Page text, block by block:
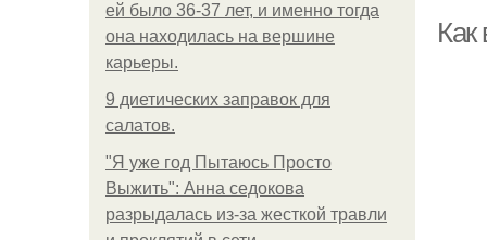
ей было 36-37 лет, и именно тогда
она находилась на вершине
карьеры.
9 диетических заправок для
салатов.
"Я уже год Пытаюсь Просто
Выжить": Анна седокова
разрыдалась из-за жесткой травли